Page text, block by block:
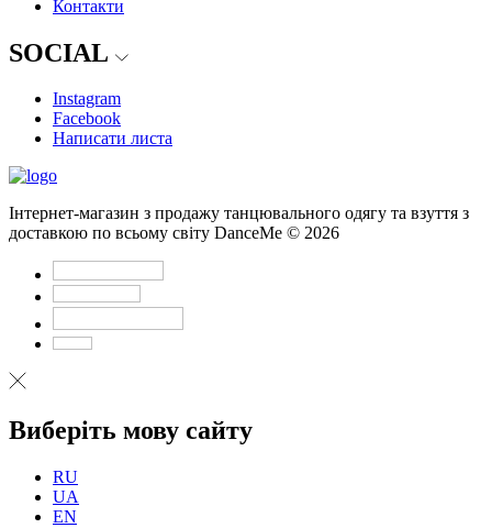
Контакти
SOCIAL
Instagram
Facebook
Написати листа
Інтернет-магазин з продажу танцювального одягу та взуття з
доставкою по всьому світу DanceMe © 2026
Виберіть мову сайту
RU
UA
EN